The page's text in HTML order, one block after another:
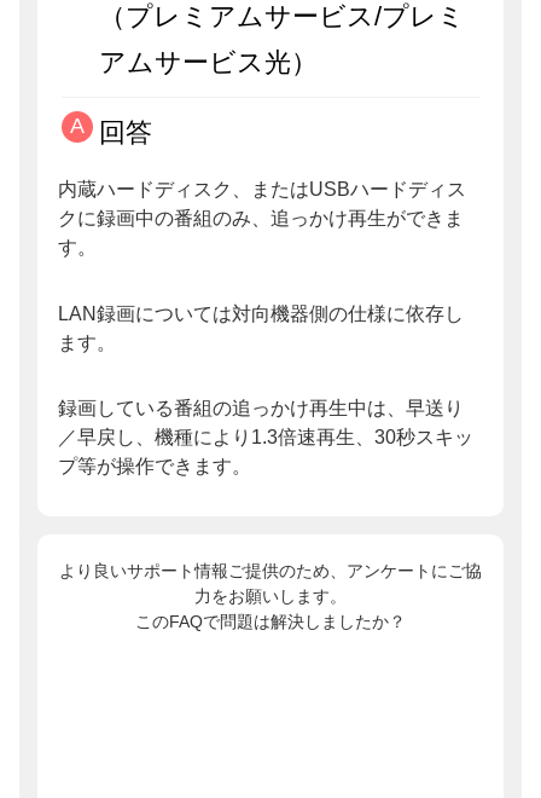
（プレミアムサービス/プレミ
アムサービス光）
回答
内蔵ハードディスク、またはUSBハードディス
クに録画中の番組のみ、追っかけ再生ができま
す。
LAN録画については対向機器側の仕様に依存し
ます。
録画している番組の追っかけ再生中は、早送り
／早戻し、機種により1.3倍速再生、30秒スキッ
プ等が操作できます。
より良いサポート情報ご提供のため、アンケートにご協
力をお願いします。
このFAQで問題は解決しましたか？